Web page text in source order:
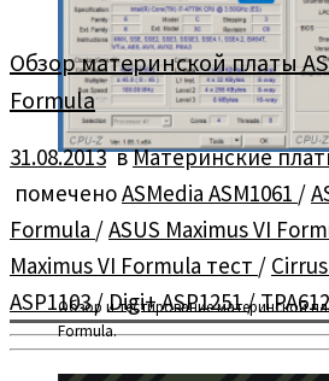
Обзор и тестирование материнской
Formula.
Обзор материнской платы
Formula
31.08.2013вМатеринские
помеченоASMedia ASM1061 /
Formula /ASUS Maximus VI
Maximus VI Formula тест /
ASP1103/Digi+ ASP1251/